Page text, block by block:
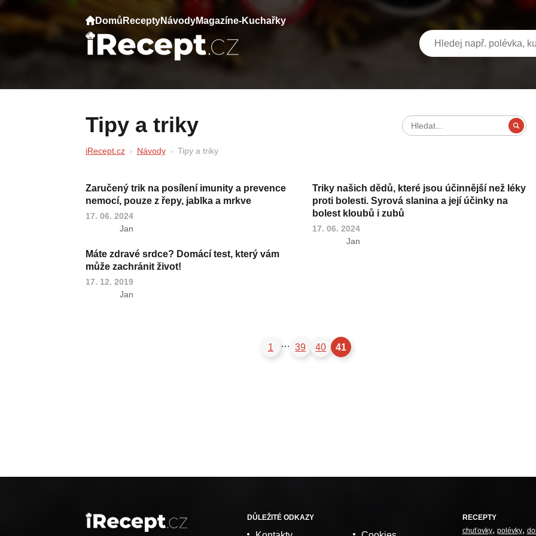
Domů ReceptyNávodyMagazíne-Kuchařky
Tipy a triky
iRecept.cz Návody Tipy a triky
Zaručený trik na posílení imunity a prevence
nemocí, pouze z řepy, jablka a mrkve
17. 06. 2024
Jan
Triky našich dědů, které jsou účinnější než léky
proti bolesti. Syrová slanina a její účinky na
bolest kloubů i zubů
17. 06. 2024
Jan
Máte zdravé srdce? Domácí test, který vám
může zachránit život!
17. 12. 2019
Jan
1 … 39 40 41
DŮLEŽITÉ ODKAZY
RECEPTY
chuťovky polévky